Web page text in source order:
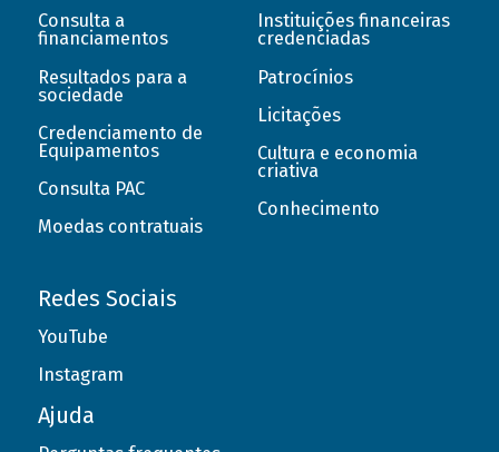
Consulta a
financiamentos
Resultados para a
sociedade
Credenciamento de
Equipamentos
Consulta PAC
Moedas contratuais
Instituições financeiras
credenciadas
Patrocínios
Licitações
Cultura e economia
criativa
Conhecimento
Redes Sociais
YouTube
Instagram
Ajuda